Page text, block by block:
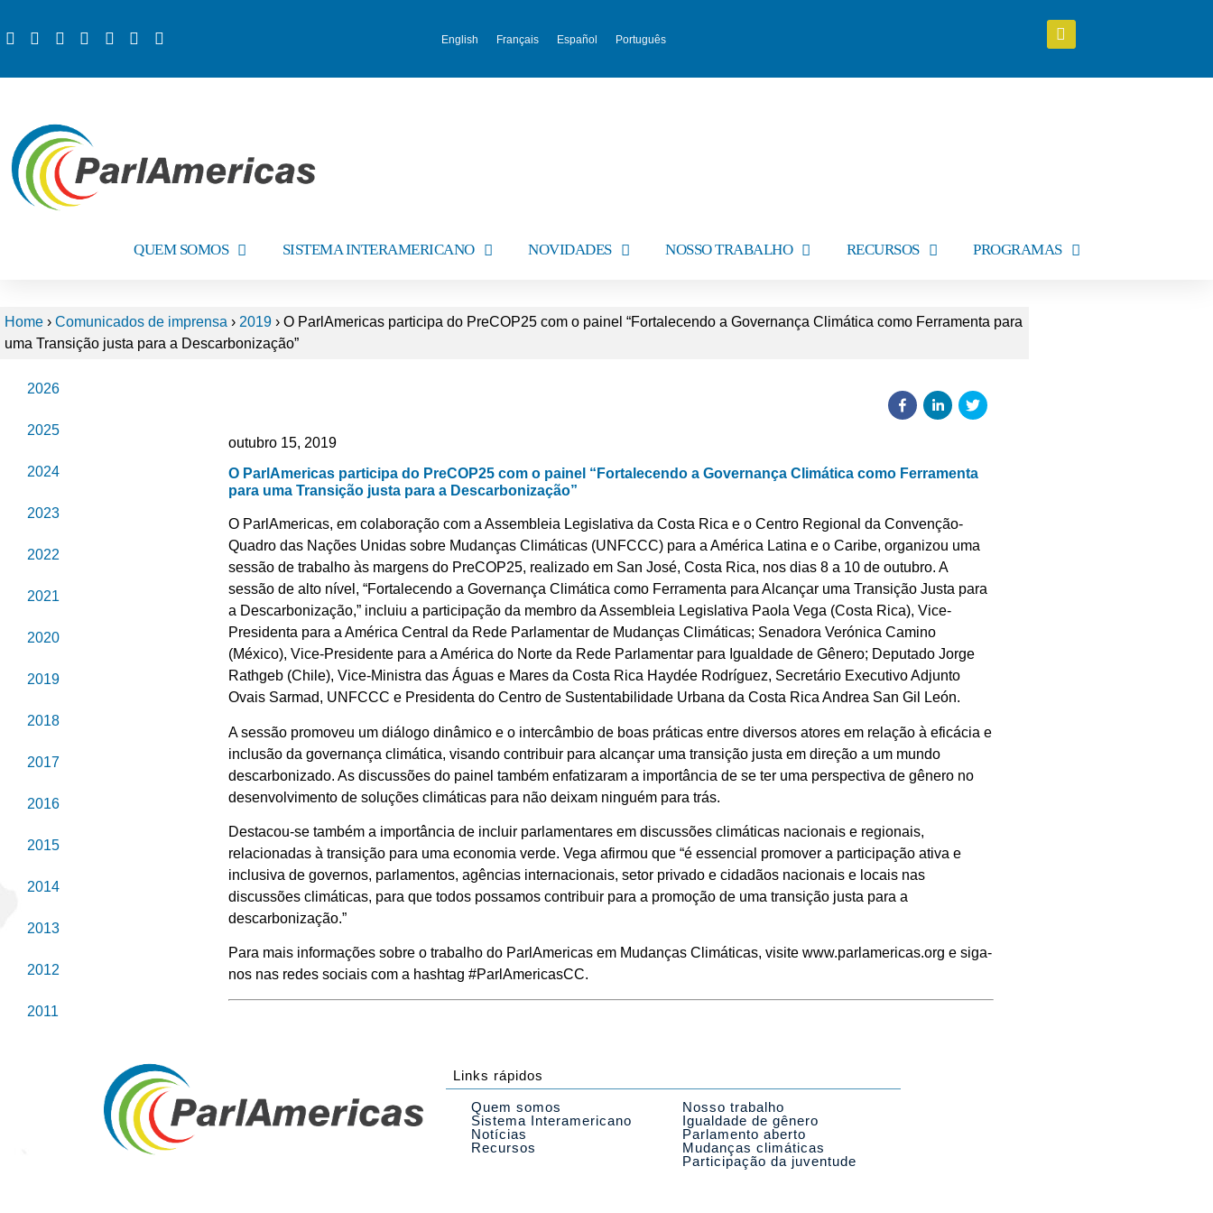
English Français Español Português
QUEM SOMOS SISTEMA INTERAMERICANO NOVIDADES NOSSO TRABALHO RECURSOS PROGRAMAS
Home › Comunicados de imprensa › 2019 › O ParlAmericas participa do PreCOP25 com o painel “Fortalecendo a Governança Climática como Ferramenta para
uma Transição justa para a Descarbonização”
2026
2025
2024
2023
2022
2021
2020
2019
2018
2017
2016
2015
2014
2013
2012
2011
outubro 15, 2019
O ParlAmericas participa do PreCOP25 com o painel “Fortalecendo a Governança Climática como Ferramenta
para uma Transição justa para a Descarbonização”
O ParlAmericas, em colaboração com a Assembleia Legislativa da Costa Rica e o Centro Regional da Convenção-
Quadro das Nações Unidas sobre Mudanças Climáticas (UNFCCC) para a América Latina e o Caribe, organizou uma
sessão de trabalho às margens do PreCOP25, realizado em San José, Costa Rica, nos dias 8 a 10 de outubro. A
sessão de alto nível, “Fortalecendo a Governança Climática como Ferramenta para Alcançar uma Transição Justa para
a Descarbonização,” incluiu a participação da membro da Assembleia Legislativa Paola Vega (Costa Rica), Vice-
Presidenta para a América Central da Rede Parlamentar de Mudanças Climáticas; Senadora Verónica Camino
(México), Vice-Presidente para a América do Norte da Rede Parlamentar para Igualdade de Gênero; Deputado Jorge
Rathgeb (Chile), Vice-Ministra das Águas e Mares da Costa Rica Haydée Rodríguez, Secretário Executivo Adjunto
Ovais Sarmad, UNFCCC e Presidenta do Centro de Sustentabilidade Urbana da Costa Rica Andrea San Gil León.
A sessão promoveu um diálogo dinâmico e o intercâmbio de boas práticas entre diversos atores em relação à eficácia e
inclusão da governança climática, visando contribuir para alcançar uma transição justa em direção a um mundo
descarbonizado. As discussões do painel também enfatizaram a importância de se ter uma perspectiva de gênero no
desenvolvimento de soluções climáticas para não deixam ninguém para trás.
Destacou-se também a importância de incluir parlamentares em discussões climáticas nacionais e regionais,
relacionadas à transição para uma economia verde. Vega afirmou que “é essencial promover a participação ativa e
inclusiva de governos, parlamentos, agências internacionais, setor privado e cidadãos nacionais e locais nas
discussões climáticas, para que todos possamos contribuir para a promoção de uma transição justa para a
descarbonização.”
Para mais informações sobre o trabalho do ParlAmericas em Mudanças Climáticas, visite www.parlamericas.org e siga-
nos nas redes sociais com a hashtag #ParlAmericasCC.
Links rápidos
Quem somos
Sistema Interamericano
Notícias
Recursos
Nosso trabalho
Igualdade de gênero
Parlamento aberto
Mudanças climáticas
Participação da juventude